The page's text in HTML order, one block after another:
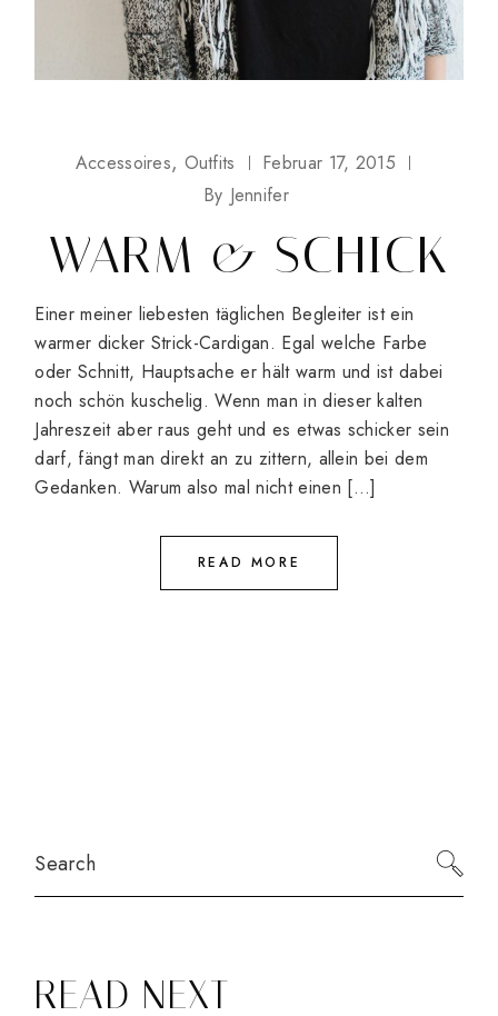
Accessoires Outfits
Februar 17, 2015
By Jennifer
WARM & SCHICK
Einer meiner liebesten täglichen Begleiter ist ein
warmer dicker Strick-Cardigan. Egal welche Farbe
oder Schnitt, Hauptsache er hält warm und ist dabei
noch schön kuschelig. Wenn man in dieser kalten
Jahreszeit aber raus geht und es etwas schicker sein
darf, fängt man direkt an zu zittern, allein bei dem
Gedanken. Warum also mal nicht einen […]
READ MORE
READ NEXT